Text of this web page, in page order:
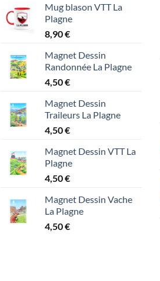
Mug blason VTT La
Plagne
8,90€
Magnet Dessin
Randonnée La Plagne
4,50€
Magnet Dessin
Traileurs La Plagne
4,50€
Magnet Dessin VTT La
Plagne
4,50€
Magnet Dessin Vache
La Plagne
4,50€